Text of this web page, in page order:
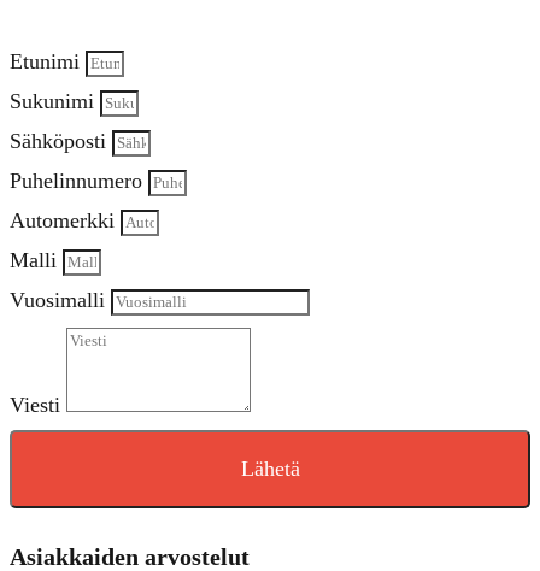
Etunimi
Sukunimi
Sähköposti
Puhelinnumero
Automerkki
Malli
Vuosimalli
Viesti
Lähetä
Asiakkaiden arvostelut